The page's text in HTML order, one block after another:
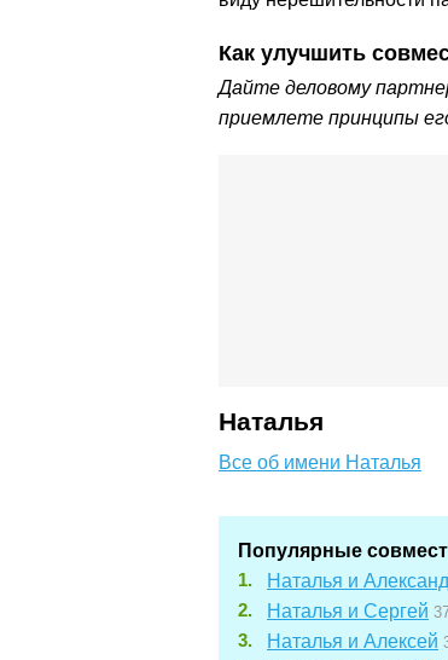
Как улучшить
Дайте деловому
приемлете принципы
Наталья
Все об имени Наталья
Популярные
Наталья и
Наталья и Сергей
Наталья и Алексей